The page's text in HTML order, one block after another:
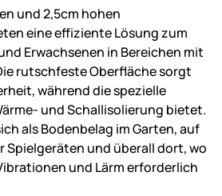
und 2,5cm hohen
eine effiziente Lösung zum
Erwachsenen in Bereichen mit
rutschfeste Oberfläche sorgt
während die spezielle
und Schallisolierung bietet.
als Bodenbelag im Garten, auf
und überall dort, wo
und Lärm erforderlich